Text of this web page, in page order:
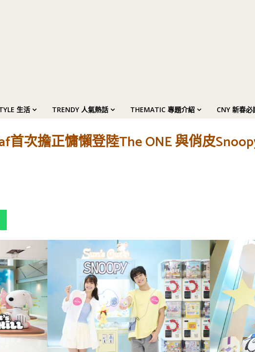
生活 TRENDY 人氣熱話 THEMATIC 專題介紹 CNY 新春必
首次擔正慵懶登陸The ONE 與俏皮